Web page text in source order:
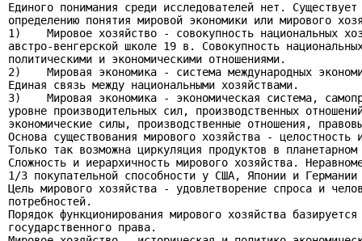
Единого понимания среди исследователей нет.
определению понятия мировой экономики или мирового
1)    Мировое хозяйство - совокупность национальных
австро-венгерской школе 19 в. Совокупность
политическими и экономическими отношениями.
2)    Мировая экономика - система международных
Единая связь между национальными хозяйствами.
3)    Мировая экономика - экономическая система,
уровне производительных сил, производственных
экономические силы, производственные отношения,
Основа существования мирового хозяйства - целостность
Только так возможна циркуляция продуктов в
Сложность и иерархичность мирового хозяйства.
1/3 покупательной способности у США, Японии и Германии
Цель мирового хозяйства - удовлетворение спроса и
потребностей.
Порядок функционирования мирового хозяйства
государственного права.